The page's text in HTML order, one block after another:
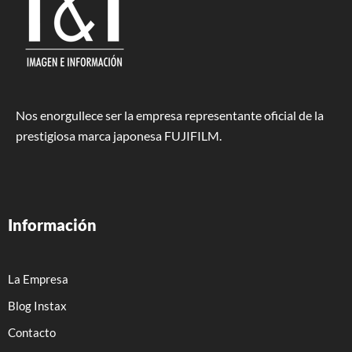
Nos enorgullece ser la empresa representante oficial de la
prestigiosa marca japonesa FUJIFILM.
Información
La Empresa
Blog Instax
Contacto